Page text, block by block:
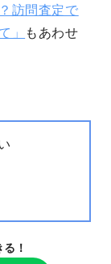
訪問査定で
」
もあわせ
！